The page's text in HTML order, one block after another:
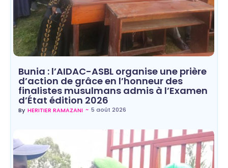
Bunia : l’AIDAC-ASBL organise une prière
d’action de grâce en l’honneur des
finalistes musulmans admis à l’Examen
d’État édition 2026
By HERITIER RAMAZANI ~ 5 août 2026